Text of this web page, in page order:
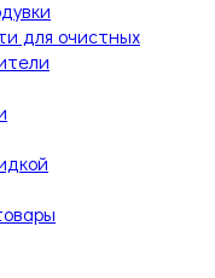
для очистных